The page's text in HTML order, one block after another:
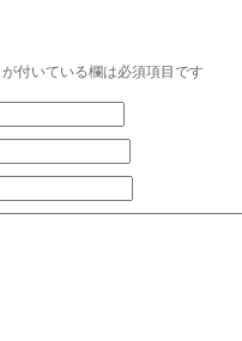
が付いている欄は必須項目です